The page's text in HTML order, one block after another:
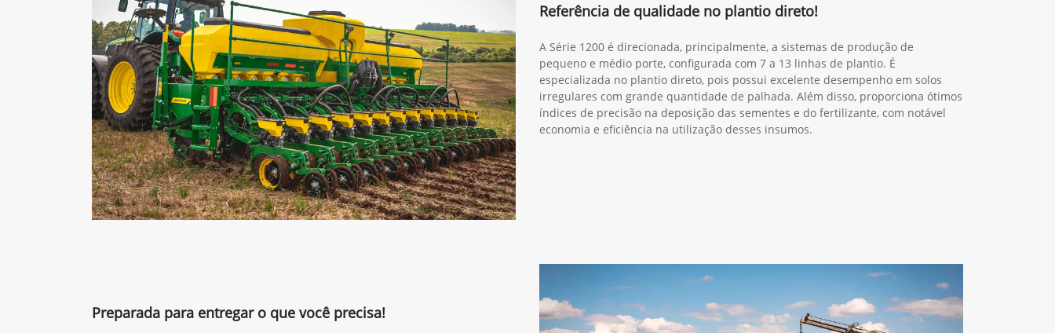
Referência de qualidade no plantio direto!
A Série 1200 é direcionada, principalmente, a sistemas de produção de
pequeno e médio porte, configurada com 7 a 13 linhas de plantio. É
especializada no plantio direto, pois possui excelente desempenho em solos
irregulares com grande quantidade de palhada. Além disso, proporciona ótimos
índices de precisão na deposição das sementes e do fertilizante, com notável
economia e eficiência na utilização desses insumos.
Preparada para entregar o que você precisa!